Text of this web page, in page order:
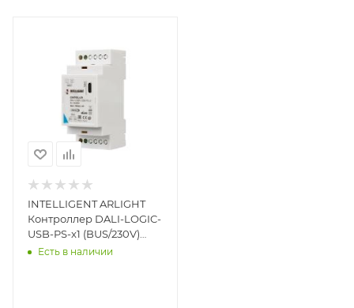
INTELLIGENT ARLIGHT
Контроллер DALI-LOGIC-
USB-PS-x1 (BUS/230V)
(IARL, IP20 Пластик, 2
Есть в наличии